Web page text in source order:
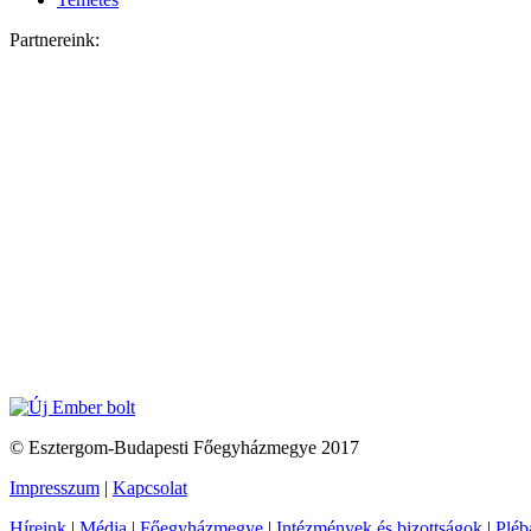
Partnereink:
© Esztergom-Budapesti Főegyházmegye 2017
Impresszum | Kapcsolat